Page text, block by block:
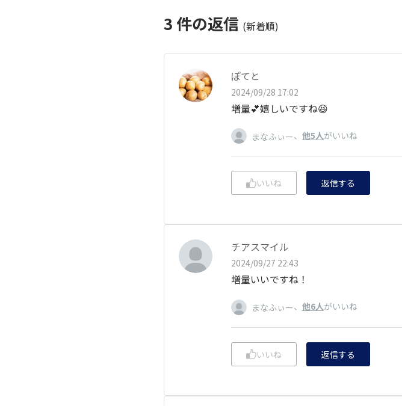
3 件の返信 (新着順)
ぽてと
2024/09/28 17:02
増量💕嬉しいですね😆
まなふぃー、 他5人がいいね
いいね 返信する
チアスマイル
2024/09/27 22:43
増量いいですね！
まなふぃー、 他6人がいいね
いいね 返信する